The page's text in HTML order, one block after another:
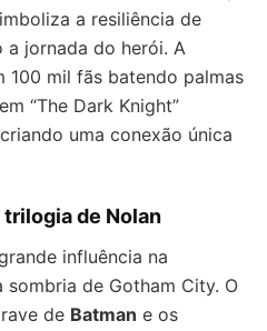
a resiliência de
a jornada do herói. A
100 mil fãs batendo palmas
“The Dark Knight”
uma conexão única
de Nolan
influência na
de Gotham City. O
de Batman e os